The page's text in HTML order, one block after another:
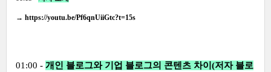
→ https://youtu.be/Pf6qnUiiGtc?t=15s
01:00 - 개인 블로그와 기업 블로그의 콘텐츠 차이(저자 블로